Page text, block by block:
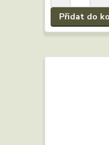
Přidat do